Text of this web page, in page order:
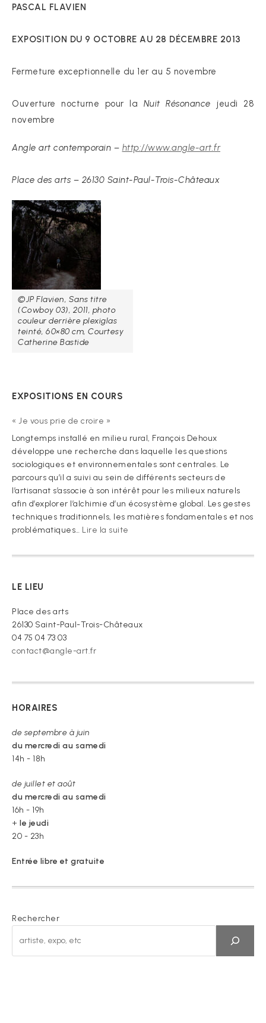
PASCAL FLAVIEN
EXPOSITION DU 9 OCTOBRE AU 28 DÉCEMBRE 2013
Fermeture exceptionnelle du 1er au 5 novembre
Ouverture nocturne pour la Nuit Résonance jeudi 28
novembre
Angle art contemporain – http://www.angle-art.fr
Place des arts – 26130 Saint-Paul-Trois-Châteaux
©JP Flavien, Sans titre
(Cowboy 03), 2011, photo
couleur derrière plexiglas
teinté, 60×80 cm, Courtesy
Catherine Bastide
EXPOSITIONS EN COURS
« Je vous prie de croire »
Longtemps installé en milieu rural, François Dehoux
développe une recherche dans laquelle les questions
sociologiques et environnementales sont centrales. Le
parcours qu’il a suivi au sein de différents secteurs de
l’artisanat s’associe à son intérêt pour les milieux naturels
afin d’explorer l’alchimie d’un écosystème global. Les gestes
techniques traditionnels, les matières fondamentales et nos
problématiques… Lire la suite
vous
LE LIEU
Place des arts
26130 Saint-Paul-Trois-Châteaux
04 75 04 73 03
contact@angle-art.fr
HORAIRES
de septembre à juin
du mercredi au samedi
14h - 18h
de juillet et août
du mercredi au samedi
16h - 19h
+ le jeudi
20 - 23h
Entrée libre et gratuite
Rechercher